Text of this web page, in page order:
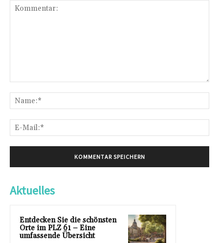
Aktuelles
Entdecken Sie die schönsten
Orte im PLZ 61 – Eine
umfassende Übersicht